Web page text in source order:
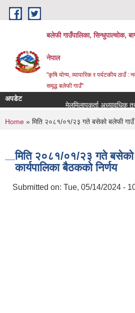
Skip to main content
बलेफी गाउँपालिका, सिन्धुपाल्चोक,
नेपाल
"कृषि योग्य, व्यापारिक र पर्यटकीय ठाउँ :
समृद्ध बलेफी गाउँ"
अपडेट
मेलमिलापकर्ता अध्यावधिक तथा
You are here
Home » मिति २०८१/०१/२३ गते बसेको बलेफी गाउँ
मिति २०८१/०१/२३ गते बसेको
कार्यपालिका बैठकको निर्णय
Submitted on: Tue, 05/14/2024 -